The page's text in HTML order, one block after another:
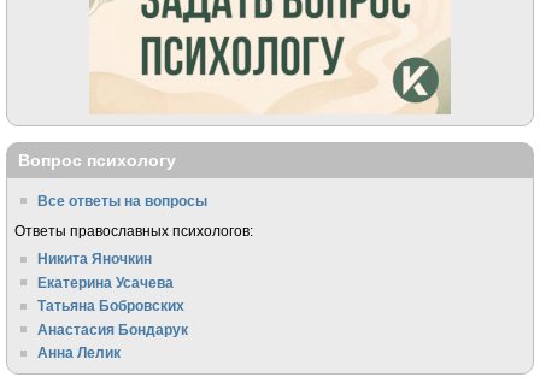
Вопрос психологу
Все ответы на вопросы
Ответы православных психологов:
Никита Яночкин
Екатерина Усачева
Татьяна Бобровских
Анастасия Бондарук
Анна Лелик